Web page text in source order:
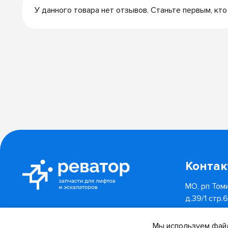
У данного товара нет отзывов. Станьте первым,
МО, рп
д.39/1
Мы используем